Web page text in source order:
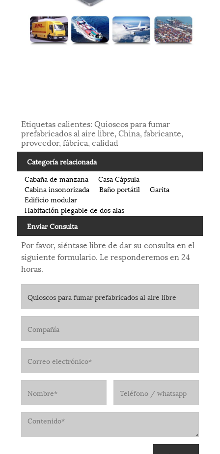
Etiquetas calientes: Quioscos para fumar
prefabricados al aire libre, China, fabricante,
proveedor, fábrica, calidad
Categoría relacionada
Cabaña de manzana
Casa Cápsula
Cabina insonorizada
Baño portátil
Garita
Edificio modular
Habitación plegable de dos alas
Enviar Consulta
Por favor, siéntase libre de dar su consulta en el
siguiente formulario. Le responderemos en 24
horas.